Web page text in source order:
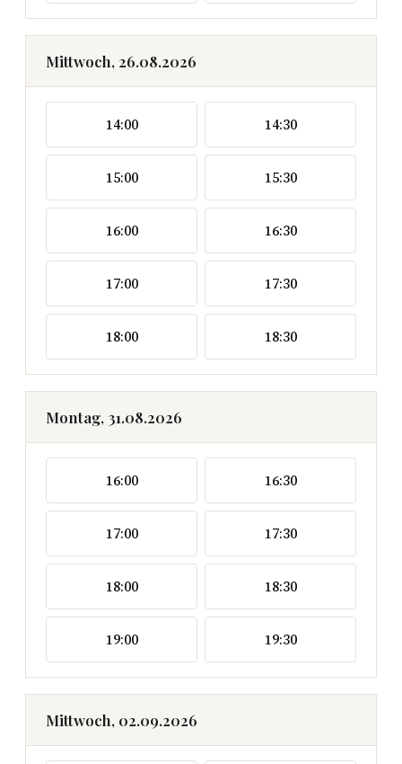
Mittwoch, 26.08.2026
14:00 14:30
15:00 15:30
16:00 16:30
17:00 17:30
18:00 18:30
Montag, 31.08.2026
16:00 16:30
17:00 17:30
18:00 18:30
19:00 19:30
Mittwoch, 02.09.2026